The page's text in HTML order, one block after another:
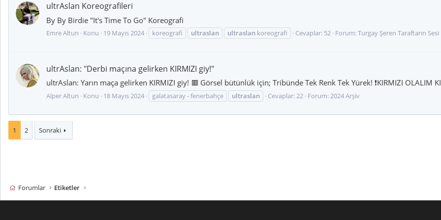
ultrAslan Koreografileri
By By Birdie "It's Time To Go" Koreografi
Emre Altun Konu 19 Mayıs 2024 koreografi ultraslan ultraslan koreografi Cevaplar: 52 Forum:Turgay Şeren Taraftarın
ultrAslan: "Derbi maçına gelirken KIRMIZI giy!"
ultrAslan: Yarın maça gelirken KIRMIZI giy! 🟥 Görsel bütünlük için; Tribünde Tek Renk Tek Yürek! ❗KIRMIZI OLALIM
Alper Altun Konu 18 Mayıs 2024 galatasaray - fenerbahçe ultraslan Cevaplar: 22 Forum:2024 Arşiv
1 2 Sonraki
Forumlar Etiketler